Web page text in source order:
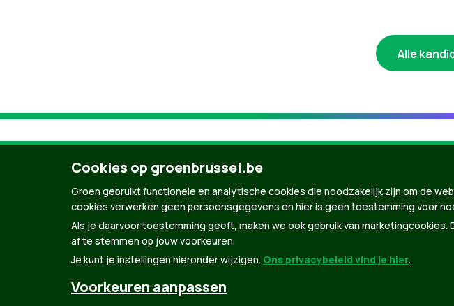
Alle
© Copyright Groen 2026 | Gemaakt metNationBuilder| Gebouwd door
Cookies op groenbrussel.be
Groen gebruikt functionele en analytische cookies die noodzakelijk zijn om de
cookies verwerken geen persoonsgegevens en hier is geen toestemming voor
Als je daarvoor toestemming geeft, maken we ook gebruik van
af te stemmen op jouw voorkeuren.
Je kunt je instellingen hieronder wijzigen. Ons privacybeleid vind je hier.
Voorkeuren aanpassen